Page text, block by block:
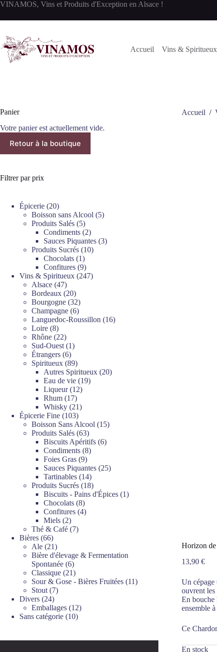
Passer
contenu
VINAMOS, Vins et Produits d'Exception en Alsace !
Accueil Vins & Spiritueux
Accueil /
Horizon
13,90 €
Un cépage
ouvrent les
En bouche
ensemble
Ce
En stock
Panier
Votre panier est actuellement vide.
Retour à la boutique
Filtrer par prix
Épicerie 2020
produits
Boisson sans Alcool 55
Produits Salés 55
produits
Condiments 22
produits
Sauces Piquantes 33
Produits Sucrés 1010
Chocolats 11
produit
Confitures 99
produits
Vins & Spiritueux 247247
Alsace 4747
produits
Bordeaux 2020
produits
Bourgogne 3232
produits
Champagne 66
produits
Languedoc-Roussillon 1616
Loire 88
produits
Rhône 2222
produits
Sud-Ouest 11
Étrangers 66
produits
Spiritueux 8989
produits
Autres Spiritueux 2020
Eau de vie 1919
Liqueur 1212
Rhum 1717
produits
Whisky 2121
Épicerie Fine 103103
produits
Boisson Sans Alcool 1515
Produits Salés 6363
produits
Biscuits Apéritifs 66
Condiments 88
Foies Gras 99
produits
Sauces Piquantes 2525
Tartinables 1414
produits
Produits Sucrés 1818
produits
Biscuits - Pains d'Épices 11
Chocolats 88
produits
Confitures 44
Miels 22
produits
Thé & Café 77
Bières 6666
produits
Ale 2121
produits
Bière d'élevage & Fermentation
Spontanée 66
produits
Classique 2121
produits
Sour & Gose - Bières Fruitées 1111
Stout 77
Divers 2424
produits
Emballages 1212
Sans catégorie 1010